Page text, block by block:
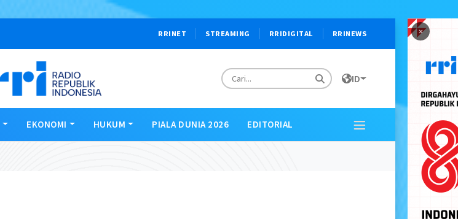
×
RRINET STREAMING RRIDIGITAL RRINEWS
ID
EKONOMI HUKUM PIALA DUNIA 2026 EDITORIAL